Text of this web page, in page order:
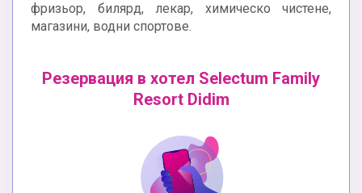
фризьор, билярд, лекар, химическо чистене,
магазини, водни спортове.
Резервация в хотел Selectum Family
Resort Didim